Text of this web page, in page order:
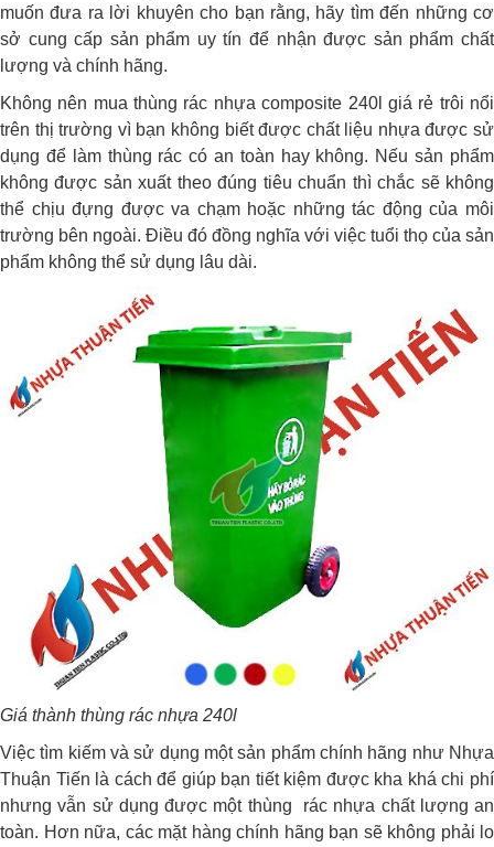
muốn đưa ra lời khuyên cho bạn rằng, hãy tìm đến những cơ
sở cung cấp sản phẩm uy tín để nhận được sản phẩm chất
lượng và chính hãng.
Không nên mua thùng rác nhựa composite 240l giá rẻ trôi nổi
trên thị trường vì bạn không biết được chất liệu nhựa được sử
dụng để làm thùng rác có an toàn hay không. Nếu sản phẩm
không được sản xuất theo đúng tiêu chuẩn thì chắc sẽ không
thể chịu đựng được va chạm hoặc những tác động của môi
trường bên ngoài. Điều đó đồng nghĩa với việc tuổi thọ của sản
phẩm không thể sử dụng lâu dài.
Giá thành thùng rác nhựa 240l
Việc tìm kiếm và sử dụng một sản phẩm chính hãng như Nhựa
Thuận Tiến là cách để giúp bạn tiết kiệm được kha khá chi phí
nhưng vẫn sử dụng được một thùng rác nhựa chất lượng an
toàn. Hơn nữa, các mặt hàng chính hãng bạn sẽ không phải lo